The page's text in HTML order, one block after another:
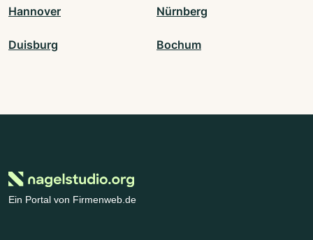
Hannover Nürnberg
Duisburg Bochum
Ein Portal von Firmenweb.de